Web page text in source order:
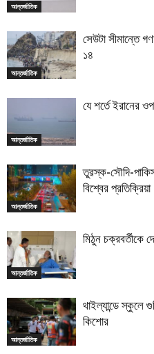
আন্তর্জাতিক
আন্তর্জাতিক
সেউটা সীমান্তে
১৪
আন্তর্জাতিক
যে শর্তে ইরানের
আন্তর্জাতিক
তুরস্ক-সৌদি-
বিশ্বের প্রতিক্রিয়া
আন্তর্জাতিক
মিঠুন চক্রবর্তীকে
আন্তর্জাতিক
থাইল্যান্ডে স্কুলে
কিশোর